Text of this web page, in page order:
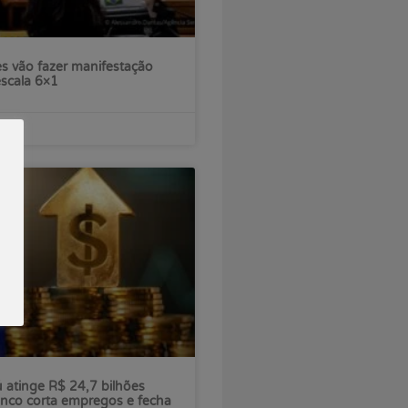
vão fazer manifestação
6×1
atinge R$ 24,7 bilhões
corta empregos e fecha